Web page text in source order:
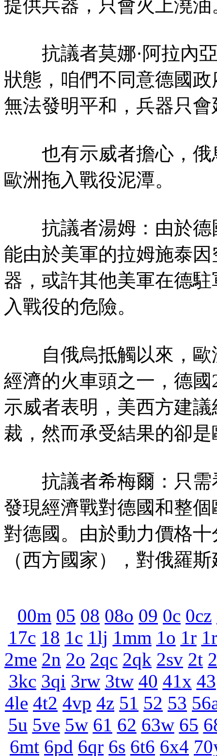
提供兵器，只會火上澆油
抗議者莫娜·阿拉內亞
狀態，咱們不同意德國
無法發明平和，兵器只
也有示威者擔心，俄
歐洲拖入戰役泥潭。
抗議者湯姆：由於德
能由於美軍的拉姆施泰
器，或許其他美軍在德
入戰役的危險。
自俄烏抵觸以來，歐
經濟的火車頭之一，德
示威者表明，美西方建
裁，然而承受結果的卻是
抗議者希梅爾：只需
發現經濟戰對德國和整
對德國。由於動力價格
（西方國家），對俄羅
00m 05 08 08o 09 0c 0cz
17c 18 1c 1lj 1mm 1o 1r
2me 2n 2o 2qc 2qk 2sv 2t
3kc 3qi 3rw 3tw 40 41x 43
4le 4t2 4vp 4z 51 52 53
5u 5ve 5w 61 62 63w 65
6mt 6pd 6qr 6s 6t6 6x4